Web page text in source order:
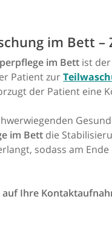
im Bett
im Bett ist
Patient zur
der Patient eine
im Bett die
sodass am
Ihre